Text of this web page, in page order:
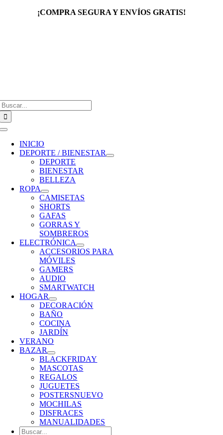
¡COMPRA SEGURA Y ENVÍOS GRATIS!
Toggle
Navigation
INICIO
DEPORTE / BIENESTAR
DEPORTE
BIENESTAR
BELLEZA
ROPA
CAMISETAS
SHORTS
GAFAS
GORRAS Y
SOMBREROS
ELECTRÓNICA
ACCESORIOS PARA
MÓVILES
GAMERS
AUDIO
SMARTWATCH
HOGAR
DECORACIÓN
BAÑO
COCINA
JARDÍN
VERANO
BAZAR
BLACKFRIDAY
MASCOTAS
REGALOS
JUGUETES
POSTERSNUEVO
MOCHILAS
DISFRACES
MANUALIDADES
Buscar: